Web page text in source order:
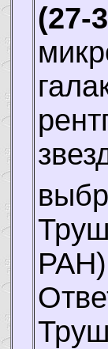
(27-